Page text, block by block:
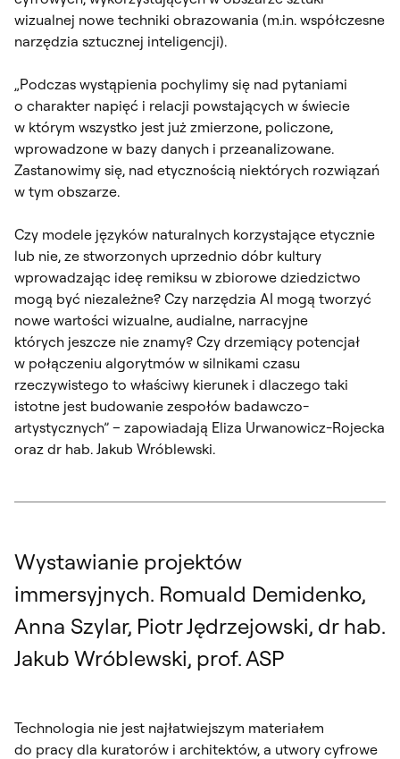
wizualnej nowe techniki obrazowania (m.in. współczesne
narzędzia sztucznej inteligencji).
„Podczas wystąpienia pochylimy się nad pytaniami
o charakter napięć i relacji powstających w świecie
w którym wszystko jest już zmierzone, policzone,
wprowadzone w bazy danych i przeanalizowane.
Zastanowimy się, nad etycznością niektórych rozwiązań
w tym obszarze.
Czy modele języków naturalnych korzystające etycznie
lub nie, ze stworzonych uprzednio dóbr kultury
wprowadzając ideę remiksu w zbiorowe dziedzictwo
mogą być niezależne? Czy narzędzia AI mogą tworzyć
nowe wartości wizualne, audialne, narracyjne
których jeszcze nie znamy? Czy drzemiący potencjał
w połączeniu algorytmów w silnikami czasu
rzeczywistego to właściwy kierunek i dlaczego taki
istotne jest budowanie zespołów badawczo-
artystycznych” – zapowiadają Eliza Urwanowicz-Rojecka
oraz dr hab. Jakub Wróblewski.
Wystawianie projektów
immersyjnych. Romuald Demidenko,
Anna Szylar, Piotr Jędrzejowski, dr hab.
Jakub Wróblewski, prof. ASP
Technologia nie jest najłatwiejszym materiałem
do pracy dla kuratorów i architektów, a utwory cyfrowe